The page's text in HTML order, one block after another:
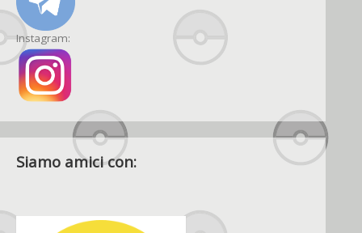
Instagram:
Siamo amici con: